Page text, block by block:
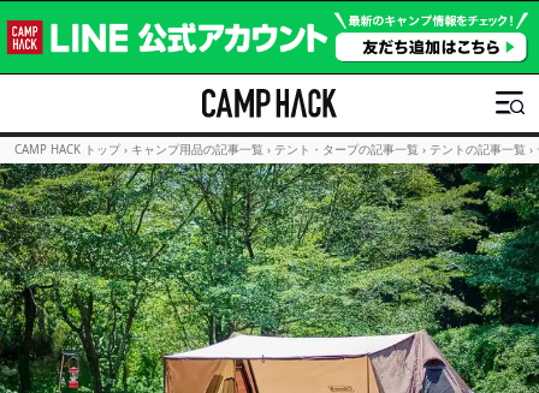
CAMP HACK トップ › キャンプ用品の記事一覧 › テント・タープの記事一覧 › テントの記事一覧 ›